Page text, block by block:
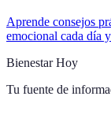
Aprende consejos
emocional cada día
Bienestar Hoy
Tu fuente de